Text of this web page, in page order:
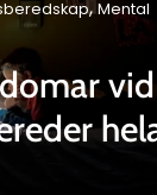
Mental